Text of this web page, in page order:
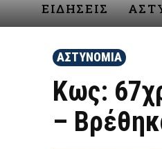
ΕΙΔΗΣΕΙΣ
ΑΣΤΥΝΟΜΙΑ
Κως:
–